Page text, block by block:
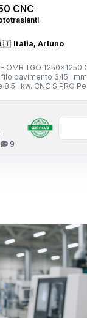
CNC
Italia, Arluno
OMR TGO
pavimento 345
8,5 kw. CNC SIPRO
9